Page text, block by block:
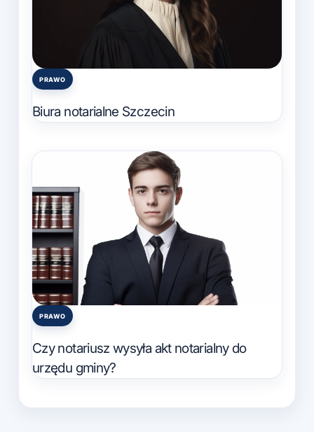
Posted
PRAWO
Biura notarialne Szczecin
Posted
PRAWO
Czy notariusz wysyła akt notarialny do
urzędu gminy?